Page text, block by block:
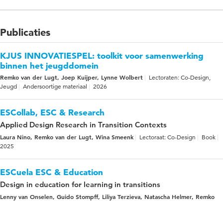
Publicaties
KJUS INNOVATIESPEL: toolkit voor samenwerking
binnen het jeugddomein
Remko van der Lugt, Joep Kuijper, Lynne Wolbert
Lectoraten: Co-Design,
Jeugd
Andersoortige materiaal 2026
ESCollab, ESC & Research
Applied Design Research in Transition Contexts
Laura Nino, Remko van der Lugt, Wina Smeenk Lectoraat: Co-Design
Book
2025
ESCuela ESC & Education
Design in education for learning in transitions
Lenny van Onselen, Guido Stompff, Liliya Terzieva, Natascha Helmer, Remko